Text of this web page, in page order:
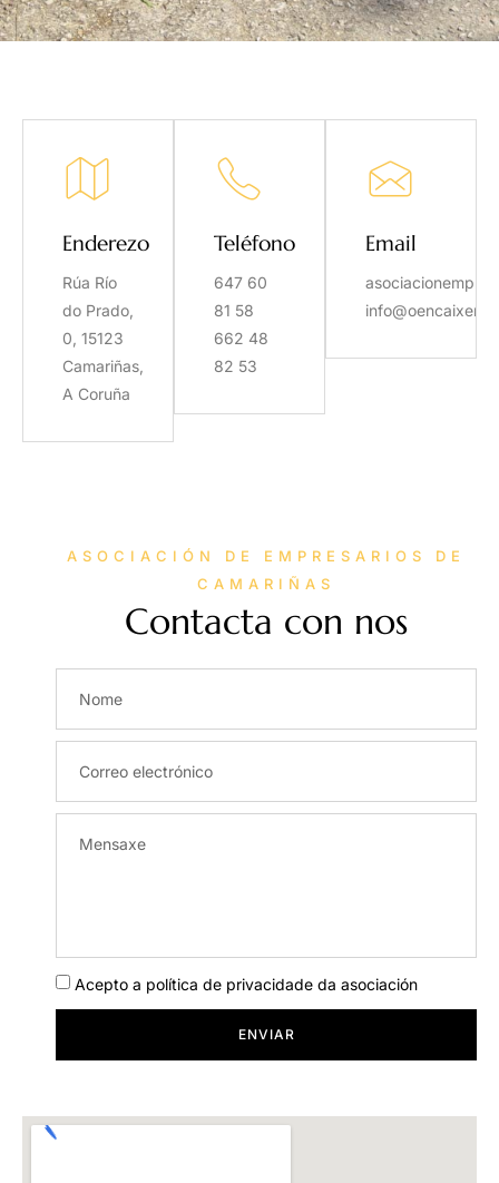
Enderezo
Rúa Río
do Prado,
0, 15123
Camariñas,
A Coruña
Teléfono
647 60
81 58
662 48
82 53
Email
ASOCIACIÓN DE EMPRESARIOS DE
CAMARIÑAS
Contacta con nos
Acepto a política de privacidade da asociación
ENVIAR